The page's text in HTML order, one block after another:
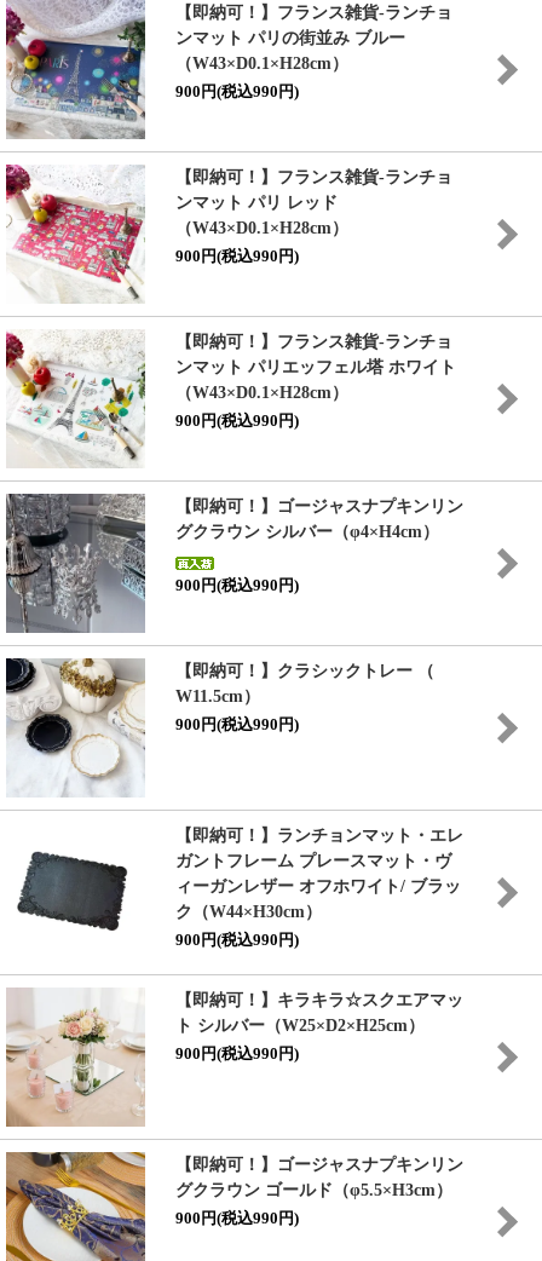
【即納可！】フランス雑貨-ランチョ
ンマット パリの街並み ブルー
（W43×D0.1×H28cm）
900円(税込990円)
【即納可！】フランス雑貨-ランチョ
ンマット パリ レッド
（W43×D0.1×H28cm）
900円(税込990円)
【即納可！】フランス雑貨-ランチョ
ンマット パリエッフェル塔 ホワイト
（W43×D0.1×H28cm）
900円(税込990円)
【即納可！】ゴージャスナプキンリン
グクラウン シルバー（φ4×H4cm）
900円(税込990円)
【即納可！】クラシックトレー （
W11.5cm）
900円(税込990円)
【即納可！】ランチョンマット・エレ
ガントフレーム プレースマット・ヴ
ィーガンレザー オフホワイト/ ブラッ
ク（W44×H30cm）
900円(税込990円)
【即納可！】キラキラ☆スクエアマッ
ト シルバー（W25×D2×H25cm）
900円(税込990円)
【即納可！】ゴージャスナプキンリン
グクラウン ゴールド（φ5.5×H3cm）
900円(税込990円)